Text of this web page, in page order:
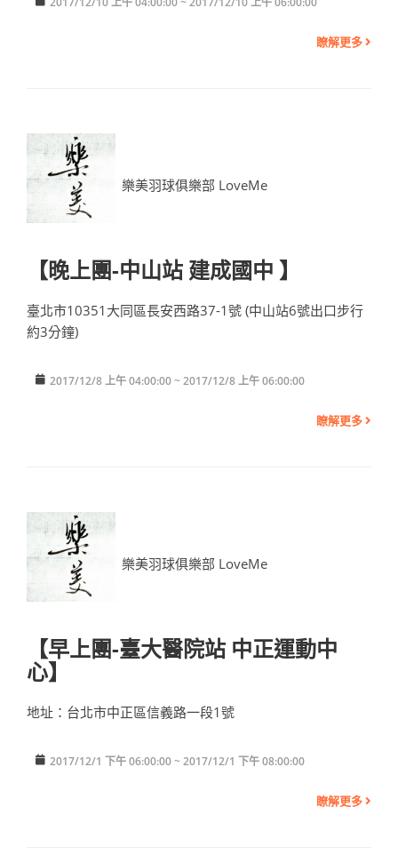
瞭解更多
樂美羽球俱樂部 LoveMe
【晚上團-中山站 建成國中 】
臺北市10351大同區長安西路37-1號 (中山站6號出口步行
約3分鐘)
2017/12/8 上午 04:00:00 ~ 2017/12/8 上午 06:00:00
瞭解更多
樂美羽球俱樂部 LoveMe
【早上團-臺大醫院站 中正運動中
心】
地址：台北市中正區信義路一段1號
2017/12/1 下午 06:00:00 ~ 2017/12/1 下午 08:00:00
瞭解更多